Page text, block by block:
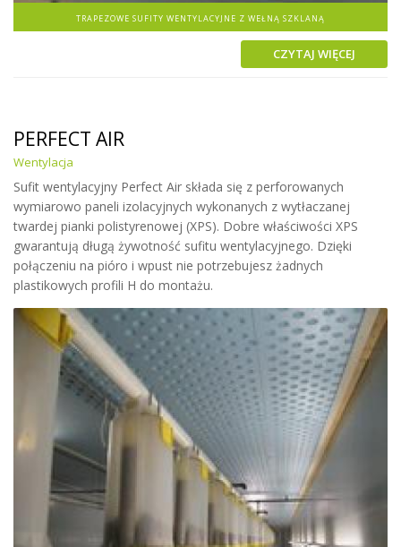
TRAPEZOWE SUFITY WENTYLACYJNE Z WEŁNĄ SZKLANĄ
CZYTAJ WIĘCEJ
PERFECT AIR
Wentylacja
Sufit wentylacyjny Perfect Air składa się z perforowanych
wymiarowo paneli izolacyjnych wykonanych z wytłaczanej
twardej pianki polistyrenowej (XPS). Dobre właściwości XPS
gwarantują długą żywotność sufitu wentylacyjnego. Dzięki
połączeniu na pióro i wpust nie potrzebujesz żadnych
plastikowych profili H do montażu.